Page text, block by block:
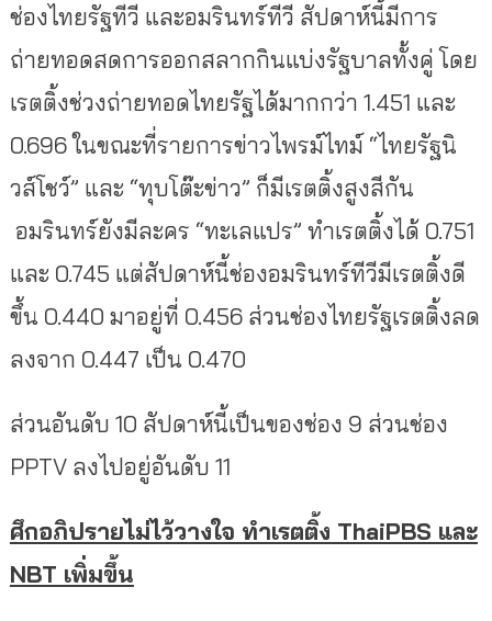
ช่องไทยรัฐทีวี และอมรินทร์ทีวี สัปดาห์นี้มีการ
ถ่ายทอดสดการออกสลากกินแบ่งรัฐบาลทั้งคู่ โดย
เรตติ้งช่วงถ่ายทอดไทยรัฐได้มากกว่า 1.451 และ
0.696 ในขณะที่รายการข่าวไพรม์ไทม์ “ไทยรัฐนิ
วส์โชว์” และ “ทุบโต๊ะข่าว” ก็มีเรตติ้งสูงสีกัน
อมรินทร์ยังมีละคร “ทะเลแปร” ทำเรตติ้งได้ 0.751
และ 0.745 แต่สัปดาห์นี้ช่องอมรินทร์ทีวีมีเรตติ้งดี
ขึ้น 0.440 มาอยู่ที่ 0.456 ส่วนช่องไทยรัฐเรตติ้งลด
ลงจาก 0.447 เป็น 0.470
ส่วนอันดับ 10 สัปดาห์นี้เป็นของช่อง 9 ส่วนช่อง
PPTV ลงไปอยู่อันดับ 11
ศึกอภิปรายไม่ไว้วางใจ ทำเรตติ้ง ThaiPBS และ
NBT เพิ่มขึ้น